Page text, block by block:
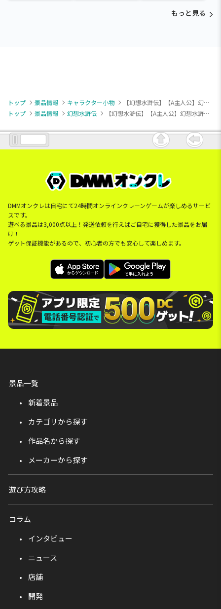
もっと見る
トップ 景品情報 キャラクター小物
【幻想水滸伝】【A主人公】幻想水滸伝 I&II HDリマスター 名シーンアクリルスタンド Vol.1
トップ
景品情報 幻想水滸伝 【幻想水滸伝】【A主人公】幻想水滸伝 I&II HDリマスター 名シーンアクリルスタンド Vol.1
DMMオンクレは自宅にて24時間オンラインクレーンゲームが楽しめるサービ
スです。
遊べる景品は3,000点以上！発送依頼を行えばご自宅に獲得した景品をお届
け！
ゲット保証機能があるので、初心者の方でも安心して楽しめます。
景品一覧
新着景品
カテゴリから探す
作品名から探す
メーカーから探す
遊び方攻略
コラム
インタビュー
ニュース
店舗
開発